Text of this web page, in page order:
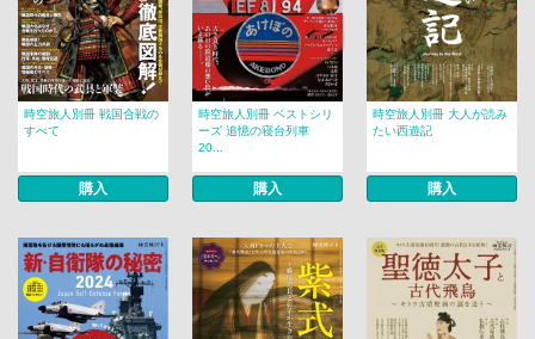
時空旅人別冊 戦国合戦の
すべて
購入
時空旅人別冊 ベストシリ
ーズ 追憶の寝台列車
20...
購入
時空旅人別冊 大人が読み
たい西遊記
購入